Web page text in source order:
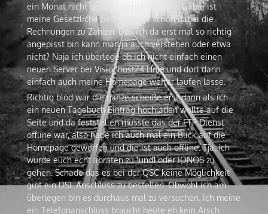
ein Monat nicht gezahlt werden konnte. Dabei ist
meine Gesetzliche Betreuerin ja schon dabei die
Rechnungen zu Zahlen. Das ich da erst mal so richtig
angepisst bin kann man ja auch verstehen oder etwa
nicht? Naja ich überlege ob ich nicht einfach einen
neuen Server bei Visionhost24 Hole und dort dann
einfach auch meine Homepage weiter laufen lasse.
Richtig blöd war die ganze scheiße erst dann als ich
ein neuen Tagebuch Eintrag hochladen wollte auf die
Seite und da feststellen musste das der FTP Dienst
offline war, also habe ich auch mal ein Blick auf die
Homepage geworfen und die ist auch offline. Tja, ich
würde euch echt abraten zu 1und1 oder IONOS zu
gehen. Schade das es bei der QSC keine Möglichkeit
gibt ein DSL Anschluss zu bestellen. Obwohl ich am
überlegen bin es durchaus mal zu versuchen. Ich meine
ein Telefonanschluss braucht heute eh kein Arsch